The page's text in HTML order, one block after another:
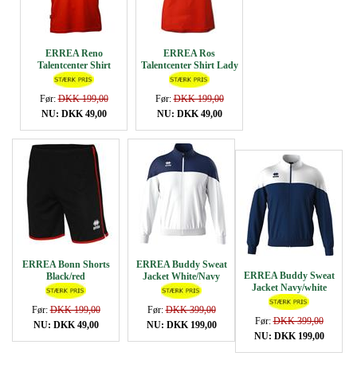
ERREA Reno
Talentcenter Shirt
Før:DKK 199,00
NU: DKK 49,00
ERREA Ros
Talentcenter Shirt Lady
Før:DKK 199,00
NU: DKK 49,00
ERREA Bonn Shorts
Black/red
Før:DKK 199,00
NU: DKK 49,00
ERREA Buddy Sweat
Jacket White/Navy
Før:DKK 399,00
NU: DKK 199,00
ERREA Buddy Sweat
Jacket Navy/white
Før:DKK 399,00
NU: DKK 199,00